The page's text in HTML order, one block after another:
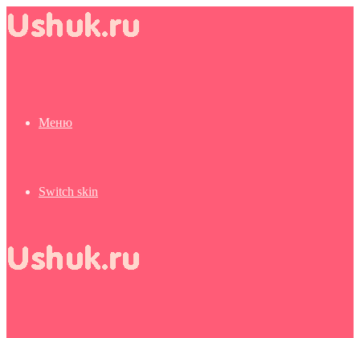
Меню
Switch skin